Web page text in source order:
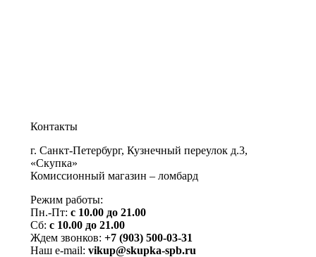
Контакты
г. Санкт-Петербург, Кузнечный переулок д.3,
«Скупка»
Комиссионный магазин – ломбард
Режим работы:
Пн.-Пт: с 10.00 до 21.00
Сб: с 10.00 до 21.00
Ждем звонков: +7 (903) 500-03-31
Наш e-mail: vikup@skupka-spb.ru